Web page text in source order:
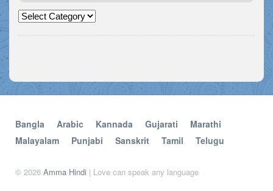
श्रॆणि
Bangla Arabic Kannada Gujarati
Marathi
Malayalam
Punjabi Sanskrit Tamil Telugu
© 2026 Amma Hindi | Love can speak any language